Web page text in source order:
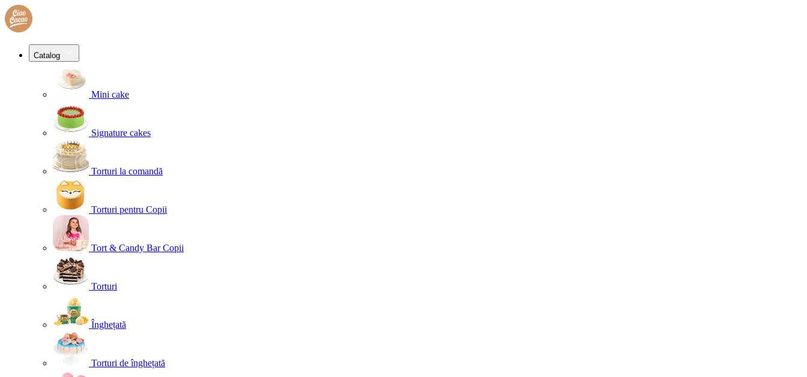
Catalog
Mini cake
Signature cakes
Torturi la comandă
Torturi pentru Copii
Tort & Candy Bar Copii
Torturi
Înghețată
Torturi de înghețată